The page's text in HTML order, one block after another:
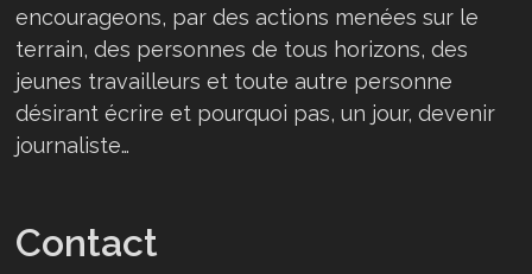
encourageons, par des actions menées sur le
terrain, des personnes de tous horizons, des
jeunes travailleurs et toute autre personne
désirant écrire et pourquoi pas, un jour, devenir
journaliste…
Contact